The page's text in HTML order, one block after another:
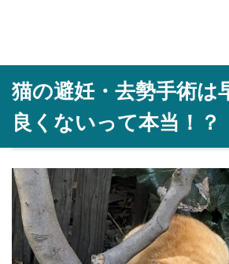
猫の避妊・去勢手術は
良くないって本当！？